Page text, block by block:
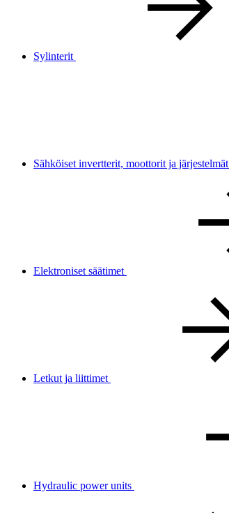
Sylinterit
Sähköiset invertterit, moottorit ja järjestelmät
Elektroniset säätimet
Letkut ja liittimet
Hydraulic power units